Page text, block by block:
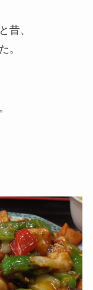
昔、
。